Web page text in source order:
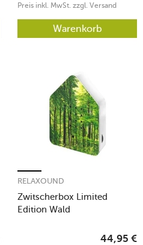
Preis inkl. MwSt. zzgl. Versand
Warenkorb
Zwitscherbox Limited
Edition Wald
RELAXOUND
44,95 €